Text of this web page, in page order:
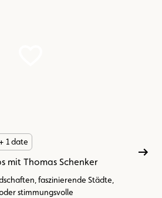
+ 1 date
mit Thomas Schenker
faszinierende Städte,
stimmungsvolle